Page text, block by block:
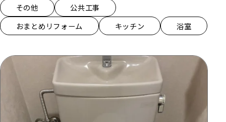
その他
公共工事
おまとめリフォーム
キッチン 浴室